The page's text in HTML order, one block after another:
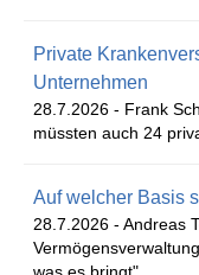
Private
Unternehmen
28.7.2026 - Frank
müssten auch 24
Auf welcher Basis
28.7.2026 - Andreas